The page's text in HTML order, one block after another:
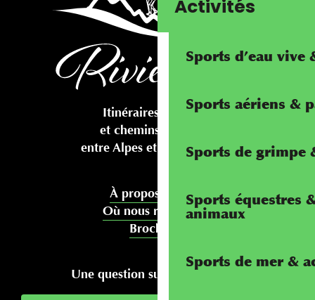
Activités
Sports d’eau vive
Sports aériens &
Sports de grimpe
Sports équestres
animaux
Sports de mer &
Itinéraires cyclables
et chemins pédestres
entre Alpes et Méditerranée
À propos de nous
Où nous rencontrer
Brochures
Une question sur votre séjour ?